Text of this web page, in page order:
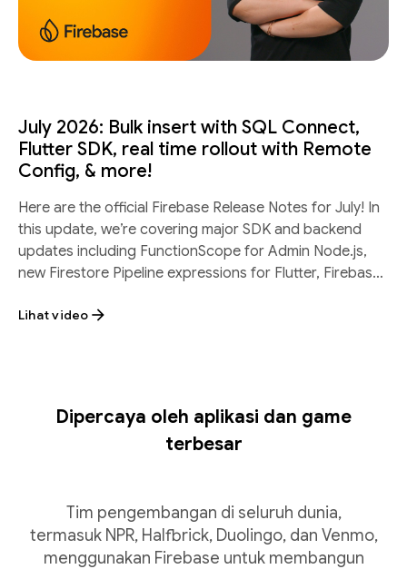
July 2026: Bulk insert with SQL Connect,
Flutter SDK, real time rollout with Remote
Config, & more!
Here are the official Firebase Release Notes for July! In
this update, we’re covering major SDK and backend
updates including FunctionScope for Admin Node.js,
new Firestore Pipeline expressions for Flutter, Firebase
Lihat video
Dipercaya oleh aplikasi dan game
terbesar
Tim pengembangan di seluruh dunia,
termasuk NPR, Halfbrick, Duolingo, dan Venmo,
menggunakan Firebase untuk membangun